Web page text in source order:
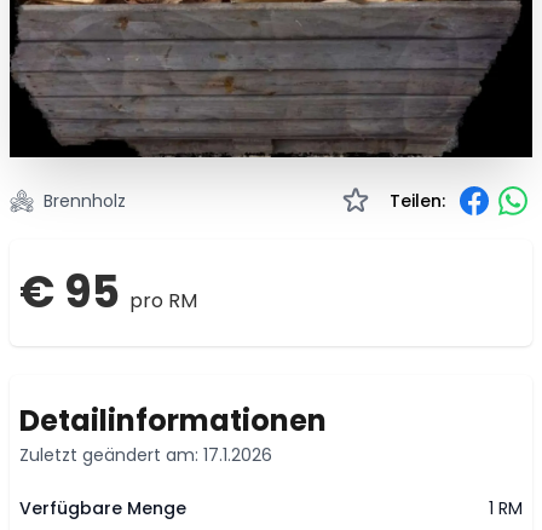
Brennholz Teilen:
€ 95 pro RM
Detailinformationen
Zuletzt geändert am: 17.1.2026
Verfügbare Menge 1 RM